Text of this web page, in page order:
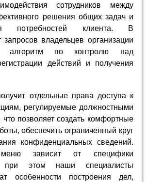
сотрудников между
решения общих задач и
потребностей клиента. В
запросов владельцев организации
алгоритм по контролю над
действий и получения
отдельные права доступа к
регулируемые должностными
что позволяет создать комфортные
обеспечить ограниченный круг
конфиденциальных сведений.
зависит от специфики
при этом наши специалисты
особенности построения дел,